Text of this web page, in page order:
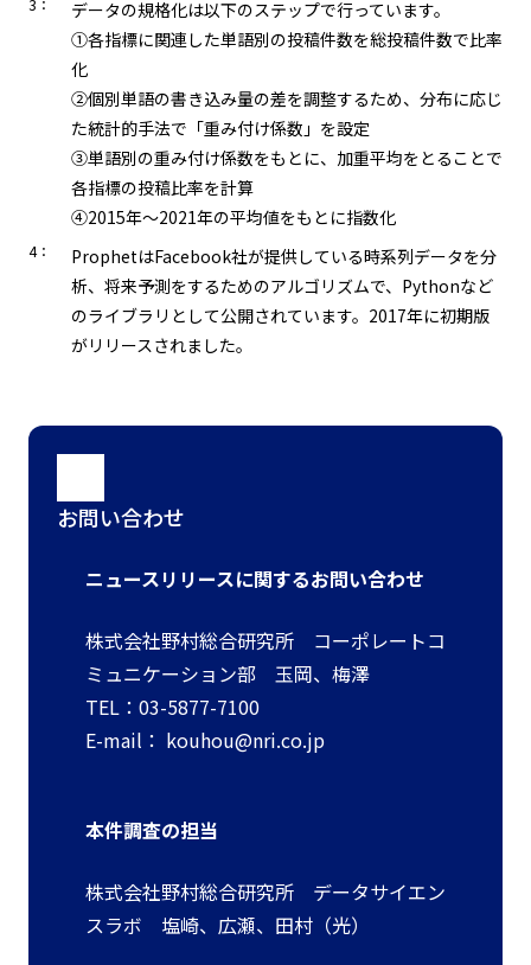
データの規格化は以下のステップで行っています。
①各指標に関連した単語別の投稿件数を総投稿件数で比率
化
②個別単語の書き込み量の差を調整するため、分布に応じ
た統計的手法で「重み付け係数」を設定
③単語別の重み付け係数をもとに、加重平均をとることで
各指標の投稿比率を計算
④2015年～2021年の平均値をもとに指数化
4：
ProphetはFacebook社が提供している時系列データを分
析、将来予測をするためのアルゴリズムで、Pythonなど
のライブラリとして公開されています。2017年に初期版
がリリースされました。
お問い合わせ
ニュースリリースに関するお問い合わせ
株式会社野村総合研究所 コーポレートコ
ミュニケーション部 玉岡、梅澤
TEL：03-5877-7100
E-mail： kouhou@nri.co.jp
本件調査の担当
株式会社野村総合研究所 データサイエン
スラボ 塩崎、広瀬、田村（光）